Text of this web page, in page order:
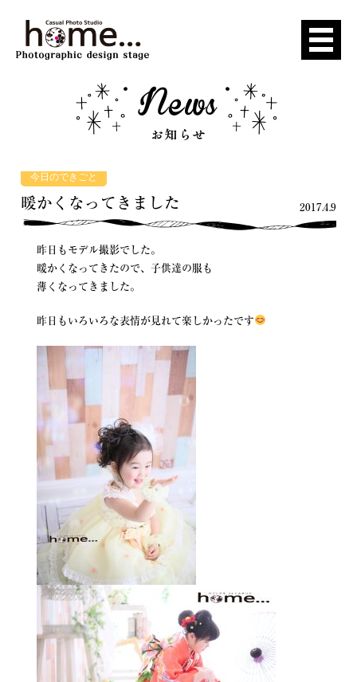
今日のできごと
暖かくなってきました 2017.4.9
昨日もモデル撮影でした。
暖かくなってきたので、子供達の服も
薄くなってきました。
昨日もいろいろな表情が見れて楽しかったです